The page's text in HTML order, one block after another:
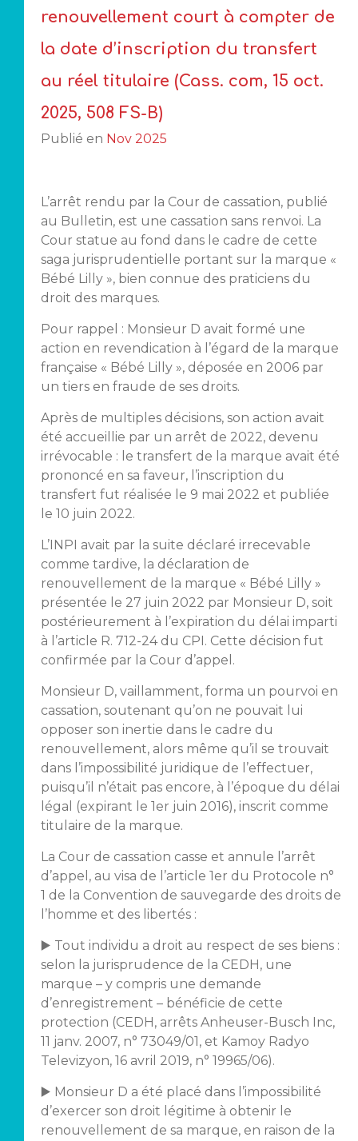
renouvellement court à compter de
la date d’inscription du transfert
au réel titulaire (Cass. com, 15 oct.
2025, 508 FS-B)
Publié en Nov 2025
L’arrêt rendu par la Cour de cassation, publié
au Bulletin, est une cassation sans renvoi. La
Cour statue au fond dans le cadre de cette
saga jurisprudentielle portant sur la marque «
Bébé Lilly », bien connue des praticiens du
droit des marques.
Pour rappel : Monsieur D avait formé une
action en revendication à l’égard de la marque
française « Bébé Lilly », déposée en 2006 par
un tiers en fraude de ses droits.
Après de multiples décisions, son action avait
été accueillie par un arrêt de 2022, devenu
irrévocable : le transfert de la marque avait été
prononcé en sa faveur, l’inscription du
transfert fut réalisée le 9 mai 2022 et publiée
le 10 juin 2022.
L’INPI avait par la suite déclaré irrecevable
comme tardive, la déclaration de
renouvellement de la marque « Bébé Lilly »
présentée le 27 juin 2022 par Monsieur D, soit
postérieurement à l’expiration du délai imparti
à l’article R. 712-24 du CPI. Cette décision fut
confirmée par la Cour d’appel.
Monsieur D, vaillamment, forma un pourvoi en
cassation, soutenant qu’on ne pouvait lui
opposer son inertie dans le cadre du
renouvellement, alors même qu’il se trouvait
dans l’impossibilité juridique de l’effectuer,
puisqu’il n’était pas encore, à l’époque du délai
légal (expirant le 1er juin 2016), inscrit comme
titulaire de la marque.
La Cour de cassation casse et annule l’arrêt
d’appel, au visa de l’article 1er du Protocole n°
1 de la Convention de sauvegarde des droits de
l’homme et des libertés :
▶️ Tout individu a droit au respect de ses biens :
selon la jurisprudence de la CEDH, une
marque – y compris une demande
d’enregistrement – bénéficie de cette
protection (CEDH, arrêts Anheuser-Busch Inc,
11 janv. 2007, n° 73049/01, et Kamoy Radyo
Televizyon, 16 avril 2019, n° 19965/06).
▶️ Monsieur D a été placé dans l’impossibilité
d’exercer son droit légitime à obtenir le
renouvellement de sa marque, en raison de la